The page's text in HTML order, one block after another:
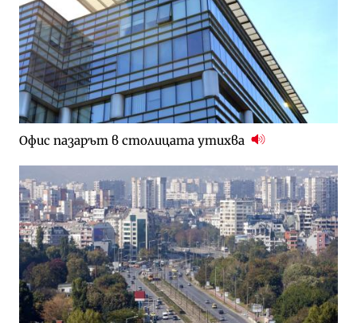
Офис пазарът в столицата утихва